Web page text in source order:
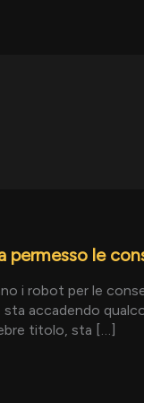
le
i robot per le
sta accadendo
titolo, sta […]